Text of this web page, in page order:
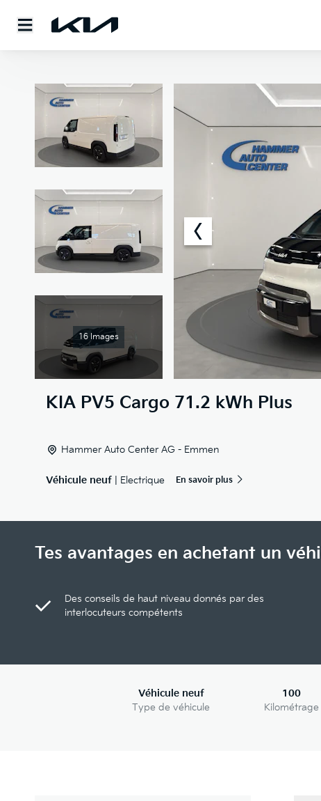
16 Images
KIA PV5 Cargo 71.2 kWh Plus
Hammer Auto Center AG - Emmen
Véhicule neuf | Electrique En savoir plus
Tes avantages en achetant un
Des conseils de haut niveau donnés par des
interlocuteurs compétents
Véhicule neuf
Type de véhicule
100
Kilométrage